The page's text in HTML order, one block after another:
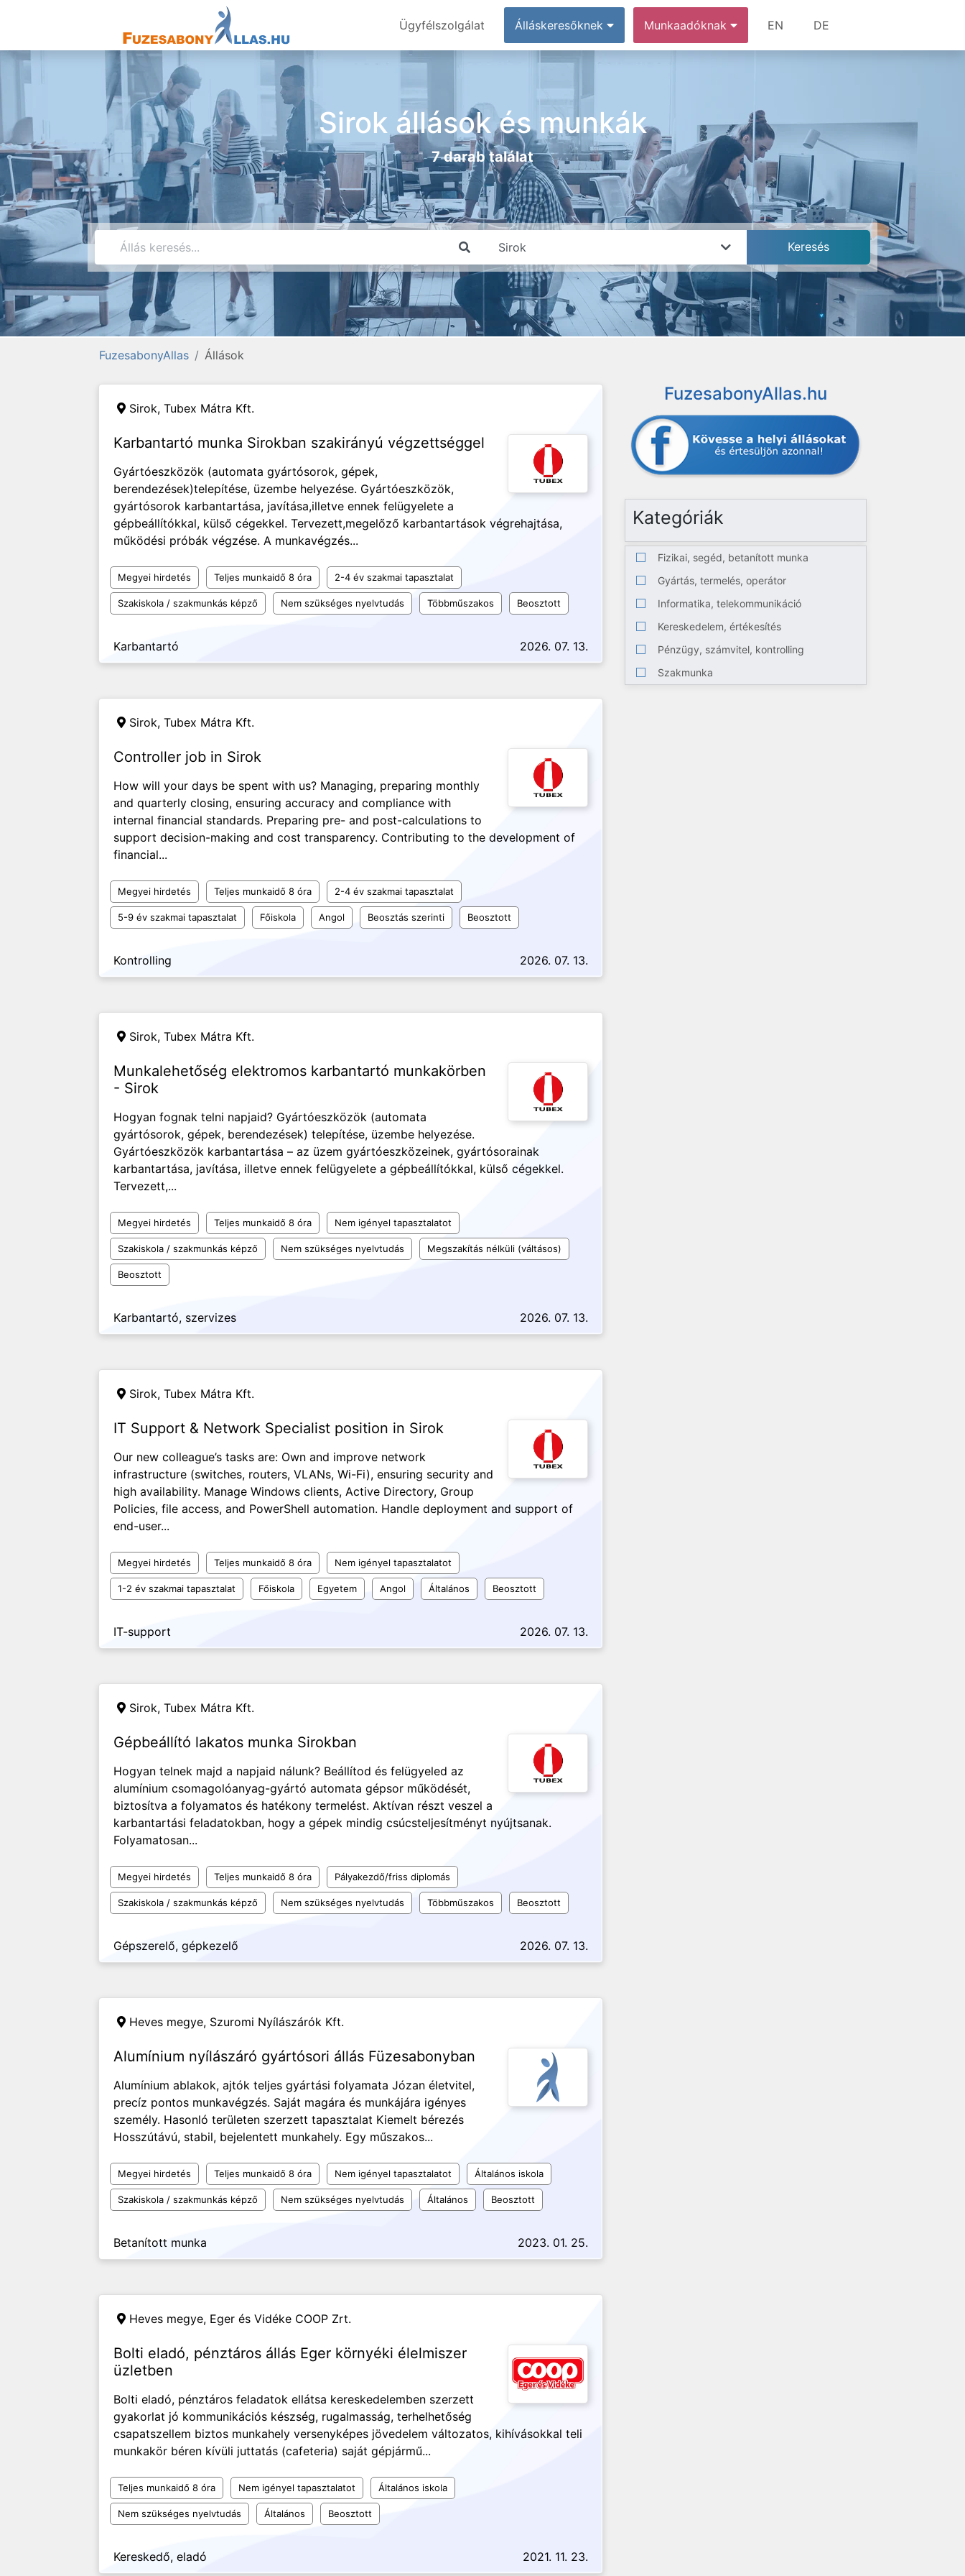
Ügyfélszolgálat Álláskeresőknek Munkaadóknak EN DE
Sirok állások és munkák
7 darab találat
FuzesabonyAllas Állások
Sirok, Tubex Mátra Kft.
Karbantartó munka Sirokban szakirányú végzettséggel
Gyártóeszközök (automata gyártósorok, gépek,
berendezések)telepítése, üzembe helyezése. Gyártóeszközök,
gyártósorok karbantartása, javítása,illetve ennek felügyelete a
gépbeállítókkal, külső cégekkel. Tervezett,megelőző karbantartások végrehajtása,
működési próbák végzése. A munkavégzés...
Megyei hirdetés Teljes munkaidő 8 óra 2-4 év szakmai tapasztalat
Szakiskola / szakmunkás képző Nem szükséges nyelvtudás Többműszakos Beosztott
Karbantartó 2026. 07. 13.
Sirok, Tubex Mátra Kft.
Controller job in Sirok
How will your days be spent with us? Managing, preparing monthly
and quarterly closing, ensuring accuracy and compliance with
internal financial standards. Preparing pre- and post-calculations to
support decision-making and cost transparency. Contributing to the development of
financial...
Megyei hirdetés Teljes munkaidő 8 óra 2-4 év szakmai tapasztalat
5-9 év szakmai tapasztalat Főiskola Angol Beosztás szerinti Beosztott
Kontrolling 2026. 07. 13.
Sirok, Tubex Mátra Kft.
Munkalehetőség elektromos karbantartó munkakörben
- Sirok
Hogyan fognak telni napjaid? Gyártóeszközök (automata
gyártósorok, gépek, berendezések) telepítése, üzembe helyezése.
Gyártóeszközök karbantartása – az üzem gyártóeszközeinek, gyártósorainak
karbantartása, javítása, illetve ennek felügyelete a gépbeállítókkal, külső cégekkel.
Tervezett,...
Megyei hirdetés Teljes munkaidő 8 óra Nem igényel tapasztalatot
Szakiskola / szakmunkás képző Nem szükséges nyelvtudás Megszakítás nélküli (váltásos)
Beosztott
Karbantartó, szervizes 2026. 07. 13.
Sirok, Tubex Mátra Kft.
IT Support & Network Specialist position in Sirok
Our new colleague’s tasks are: Own and improve network
infrastructure (switches, routers, VLANs, Wi-Fi), ensuring security and
high availability. Manage Windows clients, Active Directory, Group
Policies, file access, and PowerShell automation. Handle deployment and support of
end-user...
Megyei hirdetés Teljes munkaidő 8 óra Nem igényel tapasztalatot
1-2 év szakmai tapasztalat Főiskola Egyetem Angol Általános Beosztott
IT-support 2026. 07. 13.
Sirok, Tubex Mátra Kft.
Gépbeállító lakatos munka Sirokban
Hogyan telnek majd a napjaid nálunk? Beállítod és felügyeled az
alumínium csomagolóanyag-gyártó automata gépsor működését,
biztosítva a folyamatos és hatékony termelést. Aktívan részt veszel a
karbantartási feladatokban, hogy a gépek mindig csúcsteljesítményt nyújtsanak.
Folyamatosan...
Megyei hirdetés Teljes munkaidő 8 óra Pályakezdő/friss diplomás
Szakiskola / szakmunkás képző Nem szükséges nyelvtudás Többműszakos Beosztott
Gépszerelő, gépkezelő 2026. 07. 13.
Heves megye, Szuromi Nyílászárók Kft.
Alumínium nyílászáró gyártósori állás Füzesabonyban
Alumínium ablakok, ajtók teljes gyártási folyamata Józan életvitel,
precíz pontos munkavégzés. Saját magára és munkájára igényes
személy. Hasonló területen szerzett tapasztalat Kiemelt bérezés
Hosszútávú, stabil, bejelentett munkahely. Egy műszakos...
Megyei hirdetés Teljes munkaidő 8 óra Nem igényel tapasztalatot Általános iskola
Szakiskola / szakmunkás képző Nem szükséges nyelvtudás Általános Beosztott
Betanított munka 2023. 01. 25.
Heves megye, Eger és Vidéke COOP Zrt.
Bolti eladó, pénztáros állás Eger környéki élelmiszer
üzletben
Bolti eladó, pénztáros feladatok ellátsa kereskedelemben szerzett
gyakorlat jó kommunikációs készség, rugalmasság, terhelhetőség
csapatszellem biztos munkahely versenyképes jövedelem változatos, kihívásokkal teli
munkakör béren kívüli juttatás (cafeteria) saját gépjármű...
Teljes munkaidő 8 óra Nem igényel tapasztalatot Általános iskola
Nem szükséges nyelvtudás Általános Beosztott
Kereskedő, eladó 2021. 11. 23.
FuzesabonyAllas.hu
Kategóriák
Fizikai, segéd, betanított munka
Gyártás, termelés, operátor
Informatika, telekommunikáció
Kereskedelem, értékesítés
Pénzügy, számvitel, kontrolling
Szakmunka